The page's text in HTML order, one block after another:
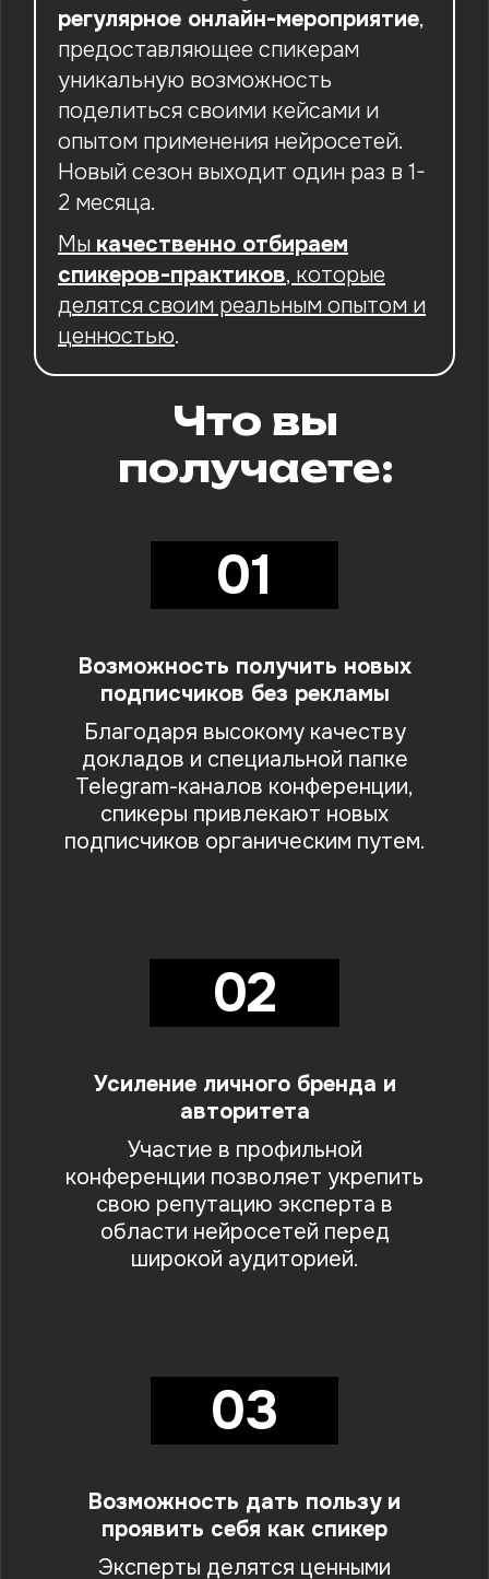
регулярное онлайн-мероприятие,
предоставляющее спикерам
уникальную возможность
поделиться своими кейсами и
опытом применения нейросетей.
Новый сезон выходит один раз в 1-
2 месяца.
Мы качественно отбираем
спикеров-практиков, которые
делятся своим реальным опытом и
ценностью.
Что вы
получаете:
01
Возможность получить новых
подписчиков без рекламы
Благодаря высокому качеству
докладов и специальной папке
Telegram-каналов конференции,
спикеры привлекают новых
подписчиков органическим путем.
02
Усиление личного бренда и
авторитета
Участие в профильной
конференции позволяет укрепить
свою репутацию эксперта в
области нейросетей перед
широкой аудиторией.
03
Возможность дать пользу и
проявить себя как спикер
Эксперты делятся ценными